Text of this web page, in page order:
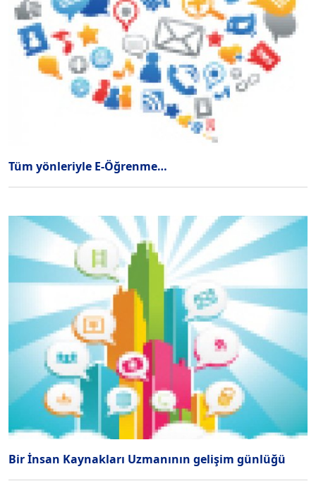
Tüm yönleriyle E-Öğrenme…
Bir İnsan Kaynakları Uzmanının gelişim günlüğü